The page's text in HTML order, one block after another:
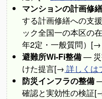
マンションの計画修
する計画修繕への支
ック全国一の本区の
年2定・一般質問）
避難所Wi-Fi整備— 災
けた提言[→ 詳しくは
防災インフラの整備
確認と実効性の検証